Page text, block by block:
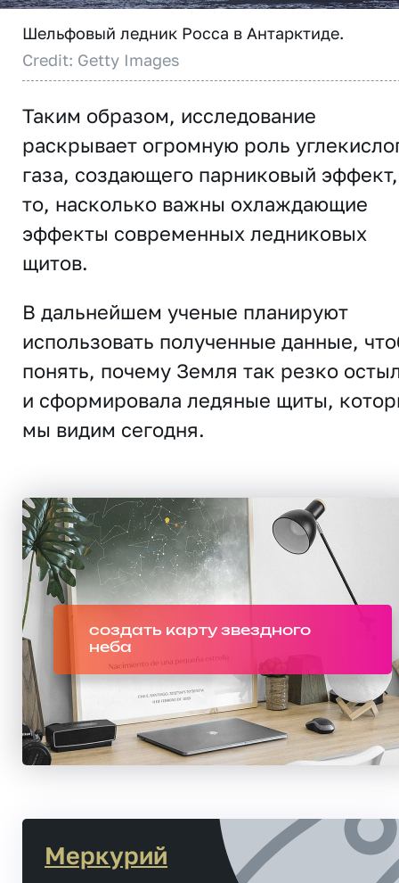
Шельфовый ледник Росса в Антарктиде.
Credit: Getty Images
Таким образом, исследование
раскрывает огромную роль
газа, создающего парниковый
то, насколько важны охлаждающие
эффекты современных ледниковых
щитов.
В дальнейшем ученые планируют
использовать полученные данные,
понять, почему Земля так резко
и сформировала ледяные щиты,
мы видим сегодня.
создать карту звездного
неба
Меркурий